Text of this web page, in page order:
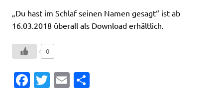
„Du hast im Schlaf seinen Namen gesagt“ ist ab
16.03.2018 überall als Download erhältlich.
0
Fa T
E